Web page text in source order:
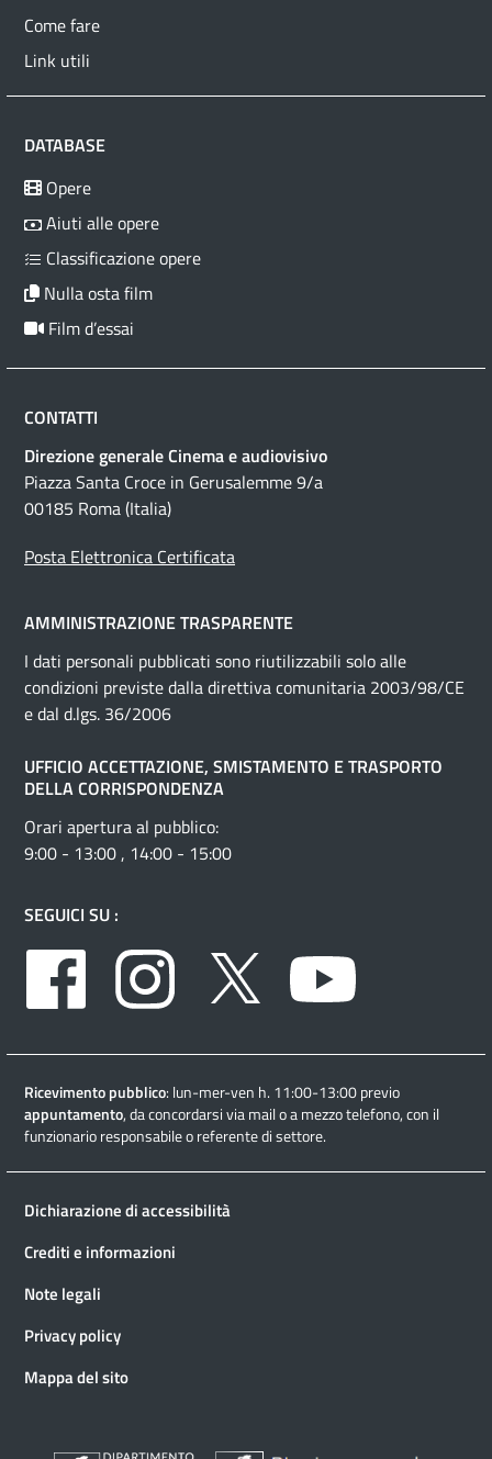
Come fare
Link utili
DATABASE
Opere
Aiuti alle opere
Classificazione opere
Nulla osta film
Film d’essai
CONTATTI
Direzione generale Cinema e audiovisivo
Piazza Santa Croce in Gerusalemme 9/a
00185 Roma (Italia)
Posta Elettronica Certificata
AMMINISTRAZIONE TRASPARENTE
I dati personali pubblicati sono riutilizzabili solo alle
condizioni previste dalla direttiva comunitaria 2003/98/CE
e dal d.lgs. 36/2006
UFFICIO ACCETTAZIONE, SMISTAMENTO E TRASPORTO
DELLA CORRISPONDENZA
Orari apertura al pubblico:
9:00 - 13:00 , 14:00 - 15:00
SEGUICI SU :
Facebook
Instagram Twitter
Ricevimento pubblico: lun-mer-ven h. 11:00-13:00 previo
appuntamento, da concordarsi via mail o a mezzo telefono, con il
funzionario responsabile o referente di settore.
Dichiarazione di accessibilità
Crediti e informazioni
Note legali
Privacy policy
Mappa del sito